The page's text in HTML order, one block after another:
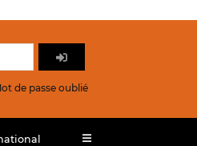
de passe oublié